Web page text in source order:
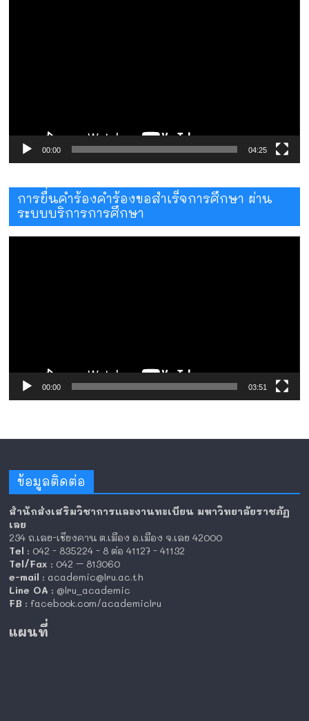
00:00 04:25
การยื่นคำร้องคำร้องขอสำเร็จการศึกษา ผ่าน
ระบบบริการการศึกษา
00:00 03:51
ข้อมูลติดต่อ
สำนักส่งเสริมวิชาการและงานทะเบียน มหาวิทยาลัยราชภัฏ
เลย
234 ถ.เลย-เชียงคาน ต.เมือง อ.เมือง จ.เลย 42000
Tel : 042 - 835224 - 8 ต่อ 41127 - 41132
Tel/Fax : 042 – 813060
e-mail : academic@lru.ac.th
Line OA : @lru_academic
FB : facebook.com/academiclru
แผนที่